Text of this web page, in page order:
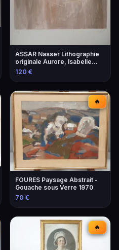
ASSAR Nasser Lithographie
originale Aurore, Isabelle
1979
120 €
🔥
FOURES Paysage Abstrait -
Gouache sous Verre 1970
70 €
🔥